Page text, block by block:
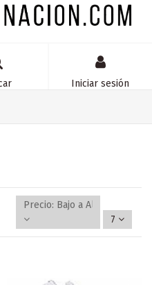
Iniciar sesión
Precio: Bajo a Alto
7